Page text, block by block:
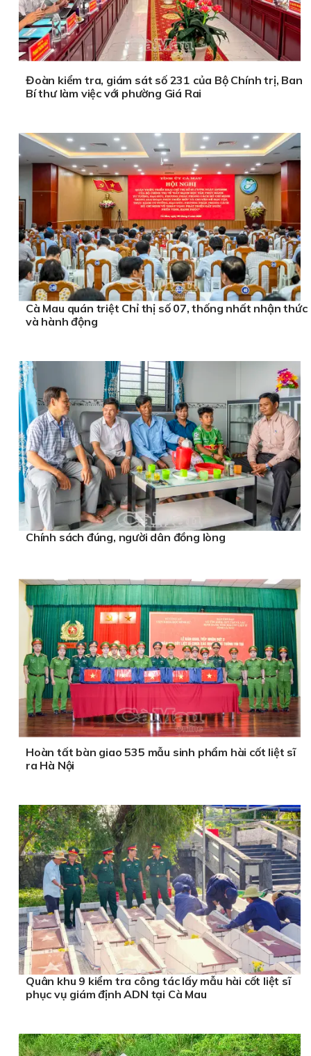
Đoàn kiểm tra, giám sát số 231 của Bộ Chính trị, Ban
Bí thư làm việc với phường Giá Rai
Cà Mau quán triệt Chỉ thị số 07, thống nhất nhận thức
và hành động
Chính sách đúng, người dân đồng lòng
Hoàn tất bàn giao 535 mẫu sinh phẩm hài cốt liệt sĩ
ra Hà Nội
Quân khu 9 kiểm tra công tác lấy mẫu hài cốt liệt sĩ
phục vụ giám định ADN tại Cà Mau